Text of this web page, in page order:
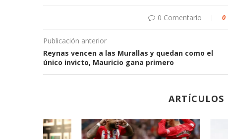
0 Comentario 0
Publicación anterior
Reynas vencen a las Murallas y quedan como el
único invicto, Mauricio gana primero
ARTÍCULOS